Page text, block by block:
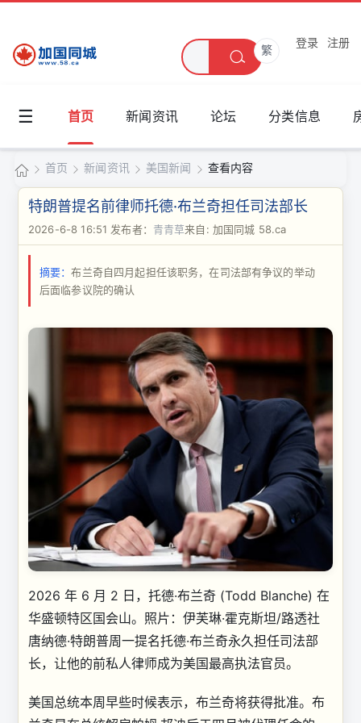
繁
登录 注册
☰ 首页 新闻资讯 论坛 分类信息
加
同
›
首页
›
新闻资讯
›
美国新闻
›
查看内容
特朗普提名前律师托德·布兰奇担任司法部长
2026-6-8 16:51 发布者： 青青草来自: 加国同城 58.ca
摘要：布兰奇自四月起担任该职务，在司法部有争议的举动
后面临参议院的确认
2026 年 6 月 2 日，托德·布兰奇 (Todd Blanche) 在
华盛顿特区国会山。 照片：伊芙琳·霍克斯坦/路透社
唐纳德·特朗普周一提名托德·布兰奇永久担任司法部
长，让他的前私人律师成为美国最高执法官员。
美国总统本周早些时候表示，布兰奇将获得批准。布